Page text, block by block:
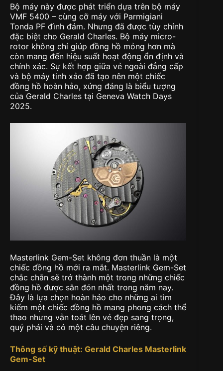
Bộ máy này được phát triển dựa trên bộ máy
VMF 5400 – cùng cỡ máy với Parmigiani
Tonda PF đình đám. Nhưng đã được tùy chỉnh
đặc biệt cho Gerald Charles. Bộ máy micro-
rotor không chỉ giúp đồng hồ mỏng hơn mà
còn mang đến hiệu suất hoạt động ổn định và
chính xác. Sự kết hợp giữa vẻ ngoài đẳng cấp
và bộ máy tinh xảo đã tạo nên một chiếc
đồng hồ hoàn hảo, xứng đáng là biểu tượng
của Gerald Charles tại Geneva Watch Days
2025.
Masterlink Gem-Set không đơn thuần là một
chiếc đồng hồ mới ra mắt. Masterlink Gem-Set
chắc chắn sẽ trở thành một trong những chiếc
đồng hồ được săn đón nhất trong năm nay.
Đây là lựa chọn hoàn hảo cho những ai tìm
kiếm một chiếc đồng hồ mang phong cách thể
thao nhưng vẫn toát lên vẻ đẹp sang trọng,
quý phái và có một câu chuyện riêng.
Thông số kỹ thuật: Gerald Charles Masterlink
Gem-Set